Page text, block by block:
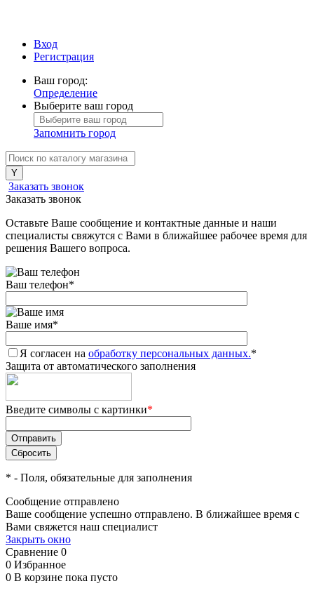
Вход
Регистрация
Ваш город:
Определение
Выберите ваш город
Запомнить город
Заказать звонок
Заказать звонок
Оставьте Ваше сообщение и контактные данные и наши
специалисты свяжутся с Вами в ближайшее рабочее время для
решения Вашего вопроса.
Ваш телефон*
Ваше имя*
Я согласен на обработку персональных данных.*
Защита от автоматического заполнения
Введите символы с картинки*
* - Поля, обязательные для заполнения
Сообщение отправлено
Ваше сообщение успешно отправлено. В ближайшее время с
Вами свяжется наш специалист
Закрыть окно
Сравнение 0
0 Избранное
0 В корзине пока пусто